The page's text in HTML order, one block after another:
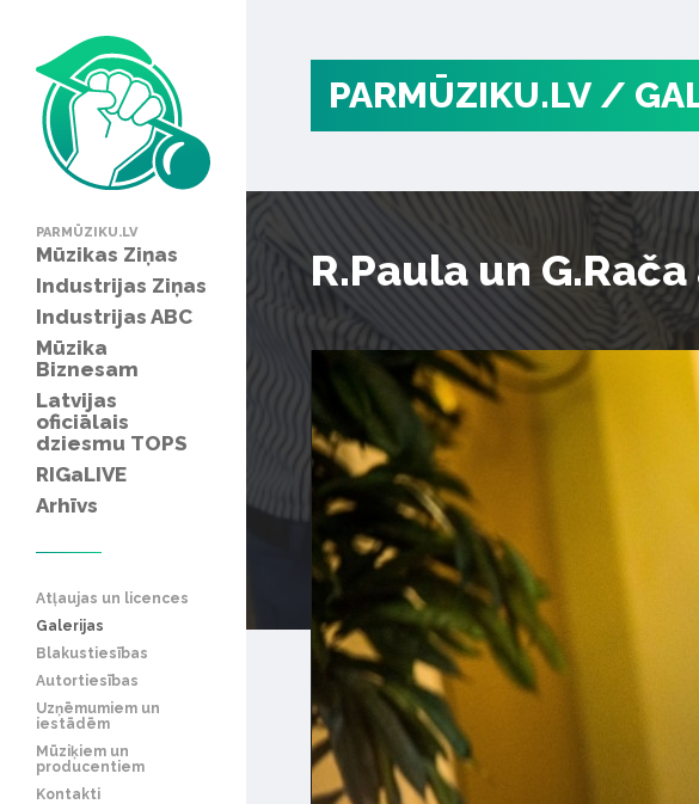
PARMŪZIKU.LV
Mūzikas Ziņas
Industrijas Ziņas
Industrijas ABC
Mūzika
Biznesam
Latvijas
oficiālais
dziesmu TOPS
RIGaLIVE
Arhīvs
Atļaujas un licences
Galerijas
Blakustiesības
Autortiesības
Uzņēmumiem un
iestādēm
Mūziķiem un
producentiem
Kontakti
PARMŪZIKU.LV /
R.Paula un